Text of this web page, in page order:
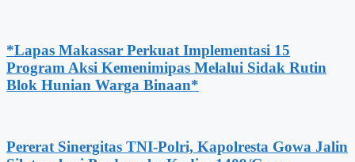
*Lapas Makassar Perkuat Implementasi 15
Program Aksi Kemenimipas Melalui Sidak Rutin
Blok Hunian Warga Binaan*
Pererat Sinergitas TNI-Polri, Kapolresta Gowa Jalin